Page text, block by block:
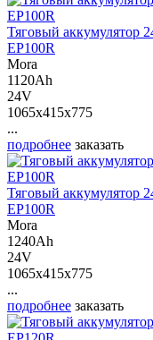
Тяговый аккумулятор
EP100R
Mora
1120Ah
24V
1065x415x775
...
подробнее заказать
Тяговый аккумулятор
EP100R
Mora
1240Ah
24V
1065x415x775
...
подробнее заказать